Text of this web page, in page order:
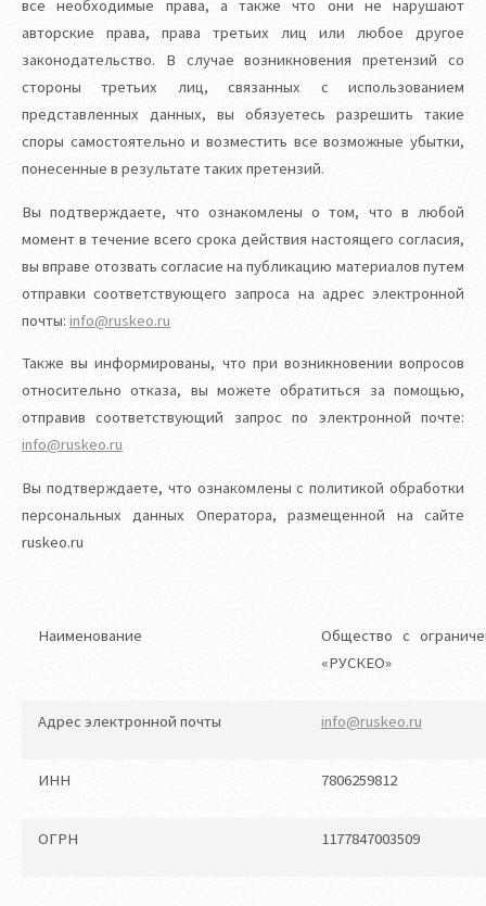
все необходимые права, а также что они не нарушают
авторские права, права третьих лиц или любое другое
законодательство. В случае возникновения претензий со
стороны третьих лиц, связанных с использованием
представленных данных, вы обязуетесь разрешить такие
споры самостоятельно и возместить все возможные убытки,
понесенные в результате таких претензий.
Вы подтверждаете, что ознакомлены о том, что в любой
момент в течение всего срока действия настоящего согласия,
вы вправе отозвать согласие на публикацию материалов путем
отправки соответствующего запроса на адрес электронной
почты: info@ruskeo.ru
Также вы информированы, что при возникновении вопросов
относительно отказа, вы можете обратиться за помощью,
отправив соответствующий запрос по электронной почте:
info@ruskeo.ru
Вы подтверждаете, что ознакомлены с политикой обработки
персональных данных Оператора, размещенной на сайте
ruskeo.ru
Наименование
Общество с
«РУСКЕО»
Адрес электронной почты info@ruskeo.ru
ИНН 7806259812
ОГРН 1177847003509